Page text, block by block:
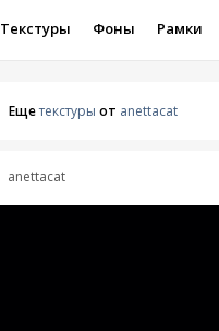
Текстуры Фоны Рамки
Ещетекстуры от anettacat
anettacat